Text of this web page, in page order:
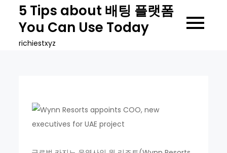
content
5 Tips about 배팅 플랫폼
You Can Use Today
richiestxyz